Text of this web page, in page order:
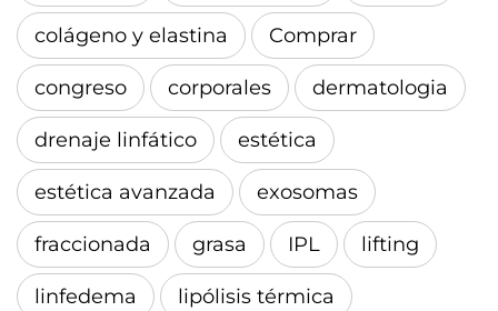
colágeno y elastina Comprar
congreso corporales dermatologia
drenaje linfático estética
estética avanzada exosomas
fraccionada grasa IPL lifting
linfedema lipólisis térmica